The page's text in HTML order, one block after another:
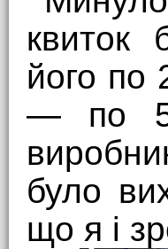
квиток
його по
— по
було
що я і